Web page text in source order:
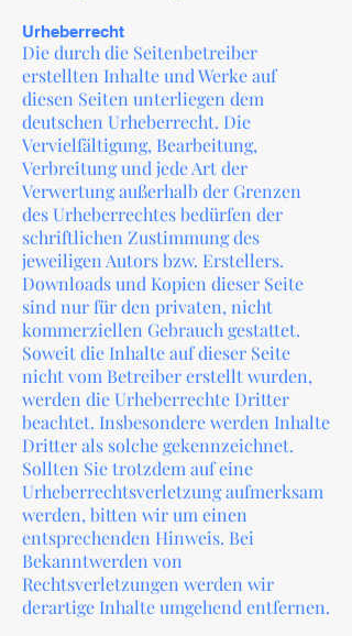
Urheberrecht
Die durch die Seitenbetreiber
erstellten Inhalte und Werke auf
diesen Seiten unterliegen dem
deutschen Urheberrecht. Die
Vervielfältigung, Bearbeitung,
Verbreitung und jede Art der
Verwertung außerhalb der Grenzen
des Urheberrechtes bedürfen der
schriftlichen Zustimmung des
jeweiligen Autors bzw. Erstellers.
Downloads und Kopien dieser Seite
sind nur für den privaten, nicht
kommerziellen Gebrauch gestattet.
Soweit die Inhalte auf dieser Seite
nicht vom Betreiber erstellt wurden,
werden die Urheberrechte Dritter
beachtet. Insbesondere werden Inhalte
Dritter als solche gekennzeichnet.
Sollten Sie trotzdem auf eine
Urheberrechtsverletzung aufmerksam
werden, bitten wir um einen
entsprechenden Hinweis. Bei
Bekanntwerden von
Rechtsverletzungen werden wir
derartige Inhalte umgehend entfernen.